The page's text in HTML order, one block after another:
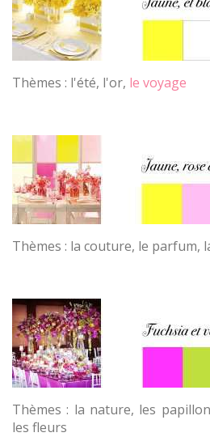
Thèmes : l'été, l'or, le voyage
Thèmes : la couture, le parfum,
Thèmes : la nature, les
les fleurs